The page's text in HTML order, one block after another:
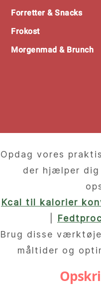
Forretter & Snacks
Frokost
Morgenmad & Brunch
Opdag vores
der hjælper
Kcal til kalorier
Brug disse
måltider og